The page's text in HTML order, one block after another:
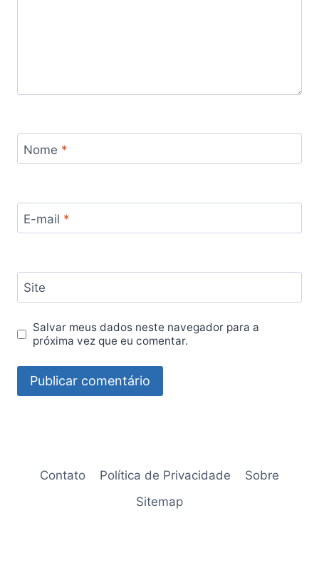
Nome *
E-mail *
Site
Salvar meus dados neste navegador para a
próxima vez que eu comentar.
Contato Política de Privacidade
Sobre
Sitemap